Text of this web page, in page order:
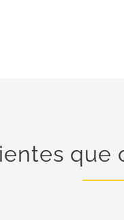
que